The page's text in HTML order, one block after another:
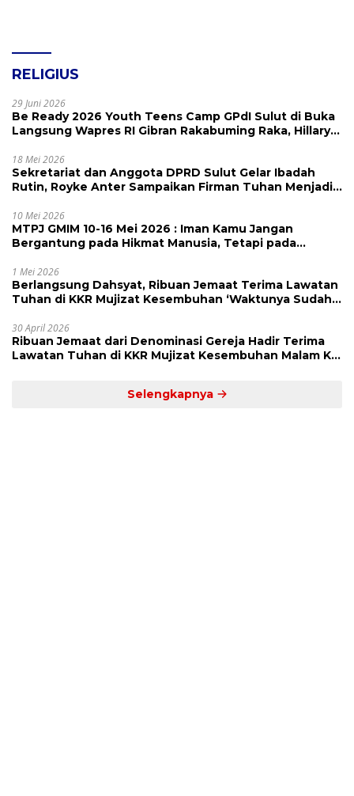
RELIGIUS
29 Juni 2026
Be Ready 2026 Youth Teens Camp GPdI Sulut di Buka
Langsung Wapres RI Gibran Rakabuming Raka, Hillary
18 Mei 2026
Sekretariat dan Anggota DPRD Sulut Gelar Ibadah
Rutin, Royke Anter Sampaikan Firman Tuhan Menjadi
10 Mei 2026
MTPJ GMIM 10-16 Mei 2026 : Iman Kamu Jangan
Bergantung pada Hikmat Manusia, Tetapi pada
1 Mei 2026
Berlangsung Dahsyat, Ribuan Jemaat Terima Lawatan
Tuhan di KKR Mujizat Kesembuhan ‘Waktunya Sudah
30 April 2026
Ribuan Jemaat dari Denominasi Gereja Hadir Terima
Lawatan Tuhan di KKR Mujizat Kesembuhan Malam Ke
Selengkapnya